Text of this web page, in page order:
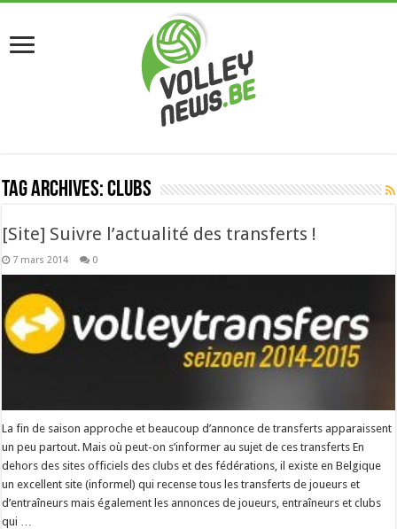
Tag Archives:clubs
[Site] Suivre l’actualité des transferts !
7 mars 2014 0
La fin de saison approche et beaucoup d’annonce de transferts apparaissent
un peu partout. Mais où peut-on s’informer au sujet de ces transferts En
dehors des sites officiels des clubs et des fédérations, il existe en Belgique
un excellent site (informel) qui recense tous les transferts de joueurs et
d’entraîneurs mais également les annonces de joueurs, entraîneurs et clubs
qui …